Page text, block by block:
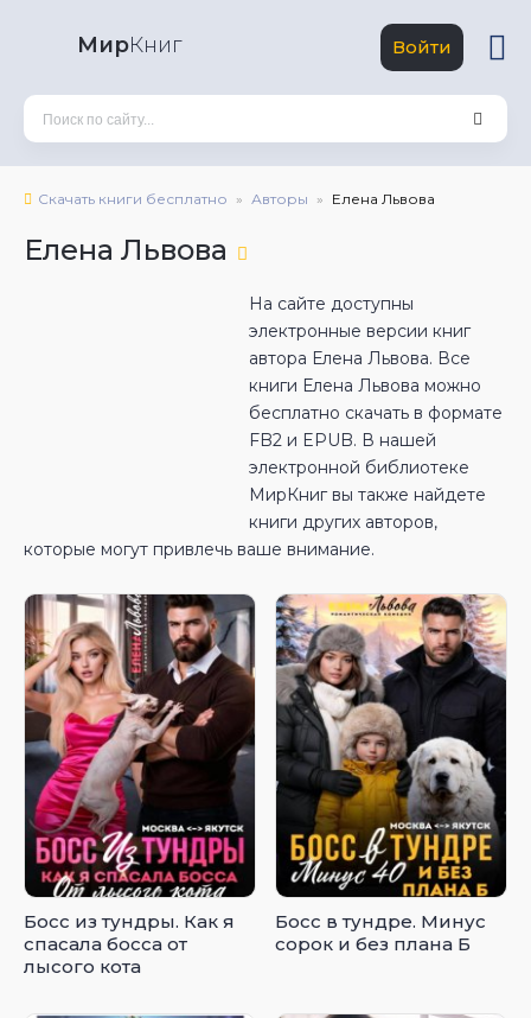
МирКниг Войти
Скачать книги бесплатно Авторы Елена Львова
Елена Львова
На сайте доступны
электронные версии книг
автора Елена Львова. Все
книги Елена Львова можно
бесплатно скачать в формате
FB2 и EPUB. В нашей
электронной библиотеке
МирКниг вы также найдете
книги других авторов,
которые могут привлечь ваше внимание.
Босс из тундры. Как я
спасала босса от
лысого кота
Босс в тундре. Минус
сорок и без плана Б